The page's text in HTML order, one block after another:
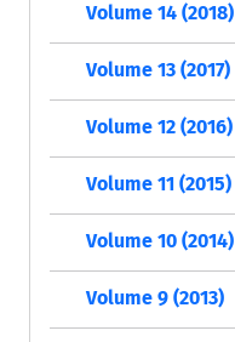
Volume 14 (2018)
Volume 13 (2017)
Volume 12 (2016)
Volume 11 (2015)
Volume 10 (2014)
Volume 9 (2013)